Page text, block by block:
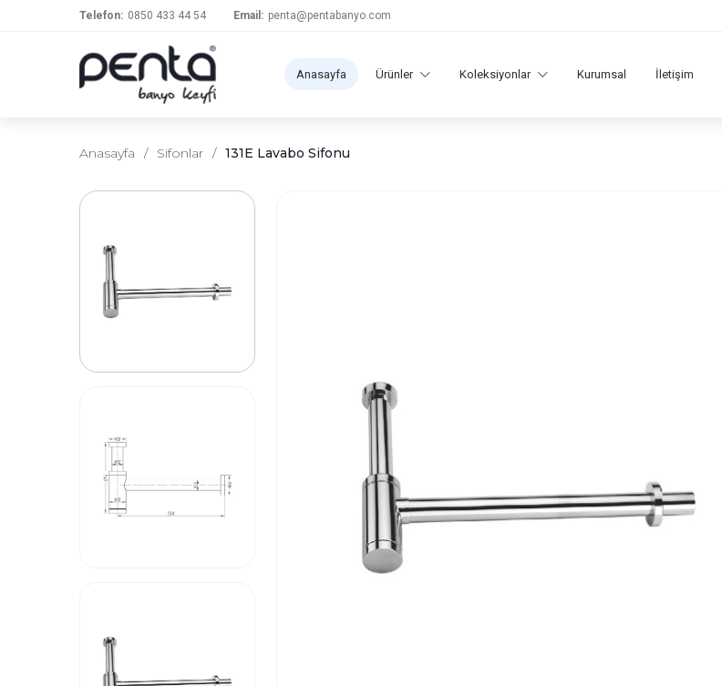
Telefon: 0850 433 44 54 Email: penta@pentabanyo.com
Anasayfa Ürünler Koleksiyonlar Kurumsal İletişim
Anasayfa / Sifonlar / 131E Lavabo Sifonu